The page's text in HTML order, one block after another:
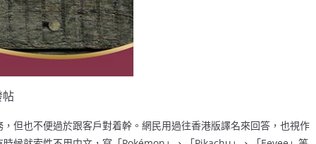
但也不便過於跟客戶對着幹。網民用過往香港版譯名來回答，也視作